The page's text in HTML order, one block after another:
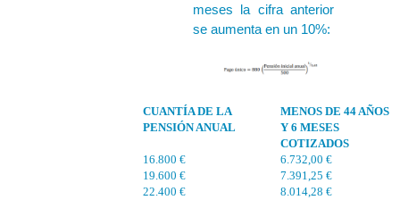
meses la cifra anterior
se aumenta en un 10%:
CUANTÍA DE LA
PENSIÓN ANUAL
MENOS DE 44 AÑOS
Y 6 MESES
COTIZADOS
16.800 €
6.732,00 €
19.600 €
7.391,25 €
22.400 €
8.014,28 €